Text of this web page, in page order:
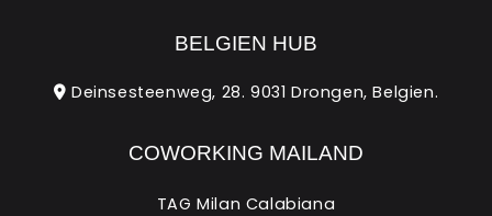
BELGIEN HUB
Deinsesteenweg, 28. 9031 Drongen, Belgien.
COWORKING MAILAND
TAG Milan Calabiana